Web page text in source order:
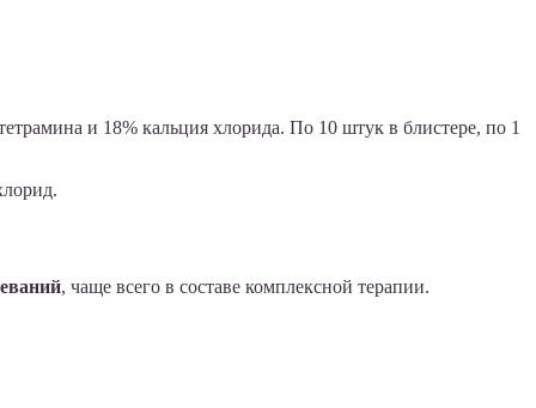
и 18% кальция хлорида. По 10 штук в блистере, по 1
, чаще всего в составе комплексной терапии.